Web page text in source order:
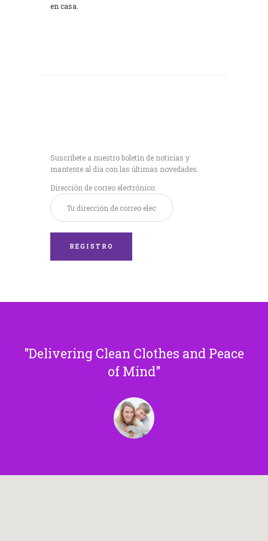
en casa.
Suscríbete a nuestro boletín de noticias y
mantente al día con las últimas novedades.
Dirección de correo electrónico:
Delivering Clean Clothes and Peace
of Mind